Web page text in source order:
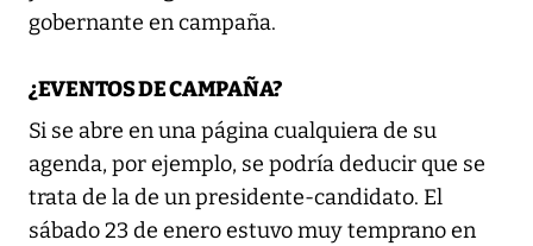
gobernante en campaña.
¿EVENTOS DE CAMPAÑA?
Si se abre en una página cualquiera de su
agenda, por ejemplo, se podría deducir que se
trata de la de un presidente-candidato. El
sábado 23 de enero estuvo muy temprano en